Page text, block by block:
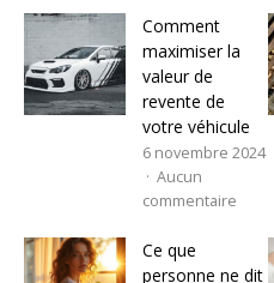
Comment
maximiser la
valeur de
revente de
votre véhicule
6 novembre 2024
Aucun
commentaire
Ce que
personne ne dit